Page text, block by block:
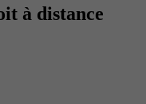
à distance